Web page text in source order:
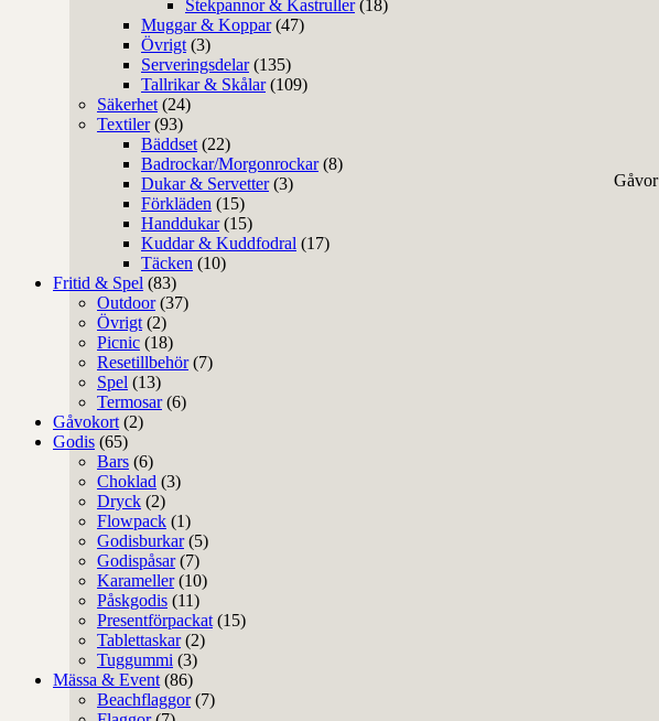
Stekpannor & Kastruller (18)
Muggar & Koppar (47)
Övrigt (3)
Serveringsdelar (135)
Tallrikar & Skålar (109)
Säkerhet (24)
Textiler (93)
Bäddset (22)
Badrockar/Morgonrockar (8)
Dukar & Servetter (3)
Förkläden (15)
Handdukar (15)
Kuddar & Kuddfodral (17)
Täcken (10)
Fritid & Spel (83)
Outdoor (37)
Övrigt (2)
Picnic (18)
Resetillbehör (7)
Spel (13)
Termosar (6)
Gåvokort (2)
Godis (65)
Bars (6)
Choklad (3)
Dryck (2)
Flowpack (1)
Godisburkar (5)
Godispåsar (7)
Karameller (10)
Påskgodis (11)
Presentförpackat (15)
Tablettaskar (2)
Tuggummi (3)
Mässa & Event (86)
Beachflaggor (7)